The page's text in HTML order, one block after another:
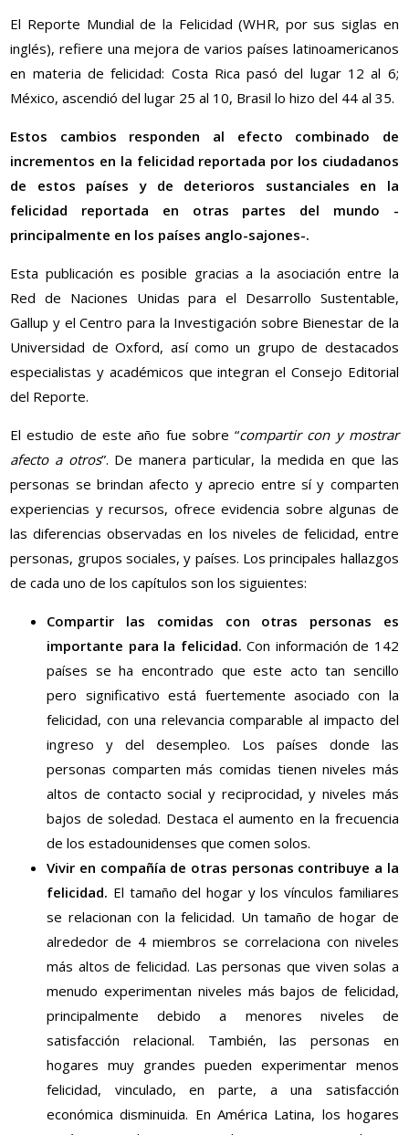
El Reporte Mundial de la Felicidad (WHR, por sus siglas en
inglés), refiere una mejora de varios países latinoamericanos
en materia de felicidad: Costa Rica pasó del lugar 12 al 6;
México, ascendió del lugar 25 al 10, Brasil lo hizo del 44 al 35.
Estos cambios responden al efecto combinado de
incrementos en la felicidad reportada por los ciudadanos
de estos países y de deterioros sustanciales en la
felicidad reportada en otras partes del mundo -
principalmente en los países anglo-sajones-.
Esta publicación es posible gracias a la asociación entre la
Red de Naciones Unidas para el Desarrollo Sustentable,
Gallup y el Centro para la Investigación sobre Bienestar de la
Universidad de Oxford, así como un grupo de destacados
especialistas y académicos que integran el Consejo Editorial
del Reporte.
El estudio de este año fue sobre “compartir con y mostrar
afecto a otros”. De manera particular, la medida en que las
personas se brindan afecto y aprecio entre sí y comparten
experiencias y recursos, ofrece evidencia sobre algunas de
las diferencias observadas en los niveles de felicidad, entre
personas, grupos sociales, y países. Los principales hallazgos
de cada uno de los capítulos son los siguientes:
Compartir las comidas con otras personas es
importante para la felicidad. Con información de 142
países se ha encontrado que este acto tan sencillo
pero significativo está fuertemente asociado con la
felicidad, con una relevancia comparable al impacto del
ingreso y del desempleo. Los países donde las
personas comparten más comidas tienen niveles más
altos de contacto social y reciprocidad, y niveles más
bajos de soledad. Destaca el aumento en la frecuencia
de los estadounidenses que comen solos.
Vivir en compañía de otras personas contribuye a la
felicidad. El tamaño del hogar y los vínculos familiares
se relacionan con la felicidad. Un tamaño de hogar de
alrededor de 4 miembros se correlaciona con niveles
más altos de felicidad. Las personas que viven solas a
menudo experimentan niveles más bajos de felicidad,
principalmente debido a menores niveles de
satisfacción relacional. También, las personas en
hogares muy grandes pueden experimentar menos
felicidad, vinculado, en parte, a una satisfacción
económica disminuida. En América Latina, los hogares